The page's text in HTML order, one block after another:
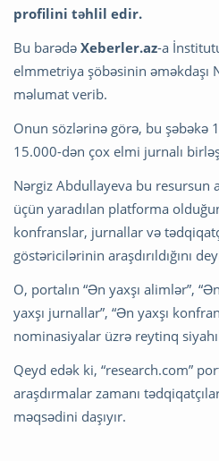
profilini təhlil edir.
Bu barədə Xeberler.az-a
elmmetriya şöbəsinin əməkdaşı
məlumat verib.
Onun sözlərinə görə, bu
15.000-dən çox elmi jurnalı
Nərgiz Abdullayeva bu
üçün yaradılan platforma
konfranslar, jurnallar və
göstəricilərinin araşdırıldığını
O, portalın “Ən yaxşı alimlər”,
yaxşı jurnallar”, “Ən yaxşı
nominasiyalar üzrə reytinq
Qeyd edək ki, “research.com”
araşdırmalar zamanı
məqsədini daşıyır.